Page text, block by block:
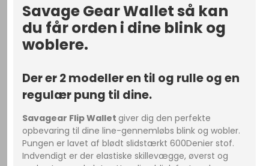
Savage Gear Wallet så kan
du får orden i dine blink og
woblere.
Der er 2 modeller en til og rulle og en
regulær pung til dine.
Savagear Flip Walletgiver dig den perfekte
opbevaring til dine line-gennemløbs blink og wobler.
Pungen er lavet af blødt slidstærkt 600Denier stof.
Indvendigt er der elastiske skillevægge, øverst og